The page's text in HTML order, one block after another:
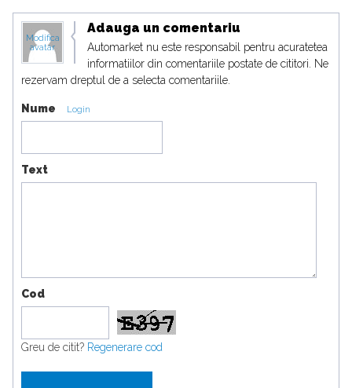
Modifica
avatar
Adauga un comentariu
Automarket nu este responsabil pentru acuratetea
informatiilor din comentariile postate de cititori. Ne
rezervam dreptul de a selecta comentariile.
Nume Login
Text
Cod
Greu de citit? Regenerare cod